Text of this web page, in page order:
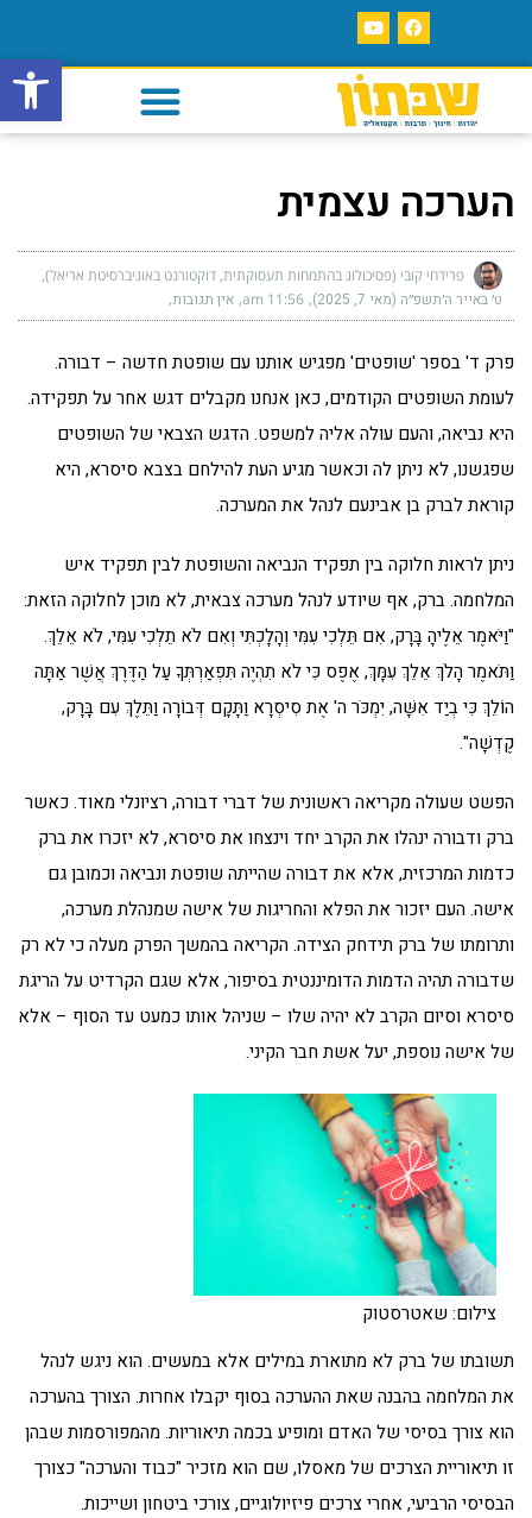
פתח
הערכה עצמית
פרידחי קובי (פסיכולוג בהתמחות תעסוקתית, דוקטורנט באוניברסיטת אריאל)
ט׳ באייר ה׳תשפ״ה (מאי 7, 2025) 11:56 am אין תגובות
פרק ד' בספר 'שופטים' מפגיש אותנו עם שופטת חדשה – דבורה.
לעומת השופטים הקודמים, כאן אנחנו מקבלים דגש אחר על תפקידה.
היא נביאה, והעם עולה אליה למשפט. הדגש הצבאי של השופטים
שפגשנו, לא ניתן לה וכאשר מגיע העת להילחם בצבא סיסרא, היא
קוראת לברק בן אבינעם לנהל את המערכה.
ניתן לראות חלוקה בין תפקיד הנביאה והשופטת לבין תפקיד איש
המלחמה. ברק, אף שיודע לנהל מערכה צבאית, לא מוכן לחלוקה הזאת:
"וַיֹּאמֶר אֵלֶיהָ בָּרָק, אִם תֵּלְכִי עִמִּי וְהָלָכְתִּי וְאִם לֹא תֵלְכִי עִמִּי, לֹא אֵלֵךְ.
וַתֹּאמֶר הָלֹךְ אֵלֵךְ עִמָּךְ, אֶפֶס כִּי לֹא תִהְיֶה תִּפְאַרְתְּךָ עַל הַדֶּרֶךְ אֲשֶׁר אַתָּה
הוֹלֵךְ כִּי בְיַד אִשָּׁה, יִמְכֹּר ה' אֶת סִיסְרָא וַתָּקָם דְּבוֹרָה וַתֵּלֶךְ עִם בָּרָק,
קֶדְשָׁה".
הפשט שעולה מקריאה ראשונית של דברי דבורה, רציונלי מאוד. כאשר
ברק ודבורה ינהלו את הקרב יחד וינצחו את סיסרא, לא יזכרו את ברק
כדמות המרכזית, אלא את דבורה שהייתה שופטת ונביאה וכמובן גם
אישה. העם יזכור את הפלא והחריגות של אישה שמנהלת מערכה,
ותרומתו של ברק תידחק הצידה. הקריאה בהמשך הפרק מעלה כי לא רק
שדבורה תהיה הדמות הדומיננטית בסיפור, אלא שגם הקרדיט על הריגת
סיסרא וסיום הקרב לא יהיה שלו – שניהל אותו כמעט עד הסוף – אלא
של אישה נוספת, יעל אשת חבר הקיני.
צילום: שאטרסטוק
תשובתו של ברק לא מתוארת במילים אלא במעשים. הוא ניגש לנהל
את המלחמה בהבנה שאת ההערכה בסוף יקבלו אחרות. הצורך בהערכה
הוא צורך בסיסי של האדם ומופיע בכמה תיאוריות. מהמפורסמות שבהן
זו תיאוריית הצרכים של מאסלו, שם הוא מזכיר "כבוד והערכה" כצורך
הבסיסי הרביעי, אחרי צרכים פיזיולוגיים, צורכי ביטחון ושייכות.